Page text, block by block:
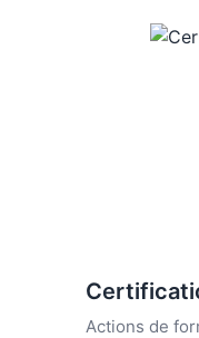
Actions de